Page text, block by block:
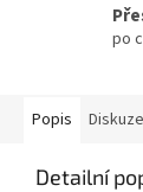
po
Popis Diskuze
Detailní